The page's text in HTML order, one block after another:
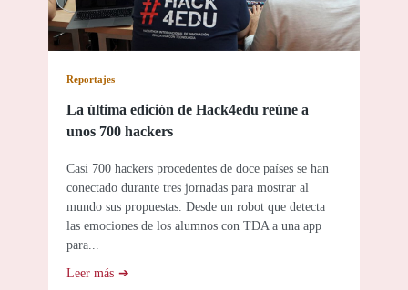
Reportajes
La última edición de Hack4edu reúne a
unos 700 hackers
Casi 700 hackers procedentes de doce países se han
conectado durante tres jornadas para mostrar al
mundo sus propuestas. Desde un robot que detecta
las emociones de los alumnos con TDA a una app
para...
Leer más